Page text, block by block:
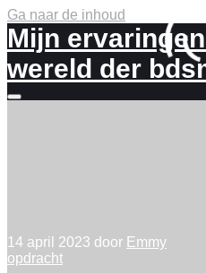
Ga naar de inhoud
Mijn
wereld der
Meer
14 april 2023 door Emmy
opdracht